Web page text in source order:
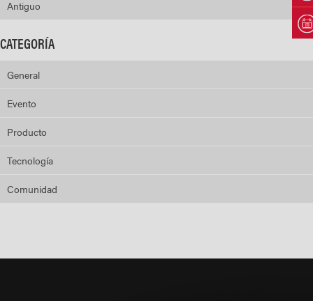
Antiguo
CATEGORÍA
General
Evento
Producto
Tecnología
Comunidad